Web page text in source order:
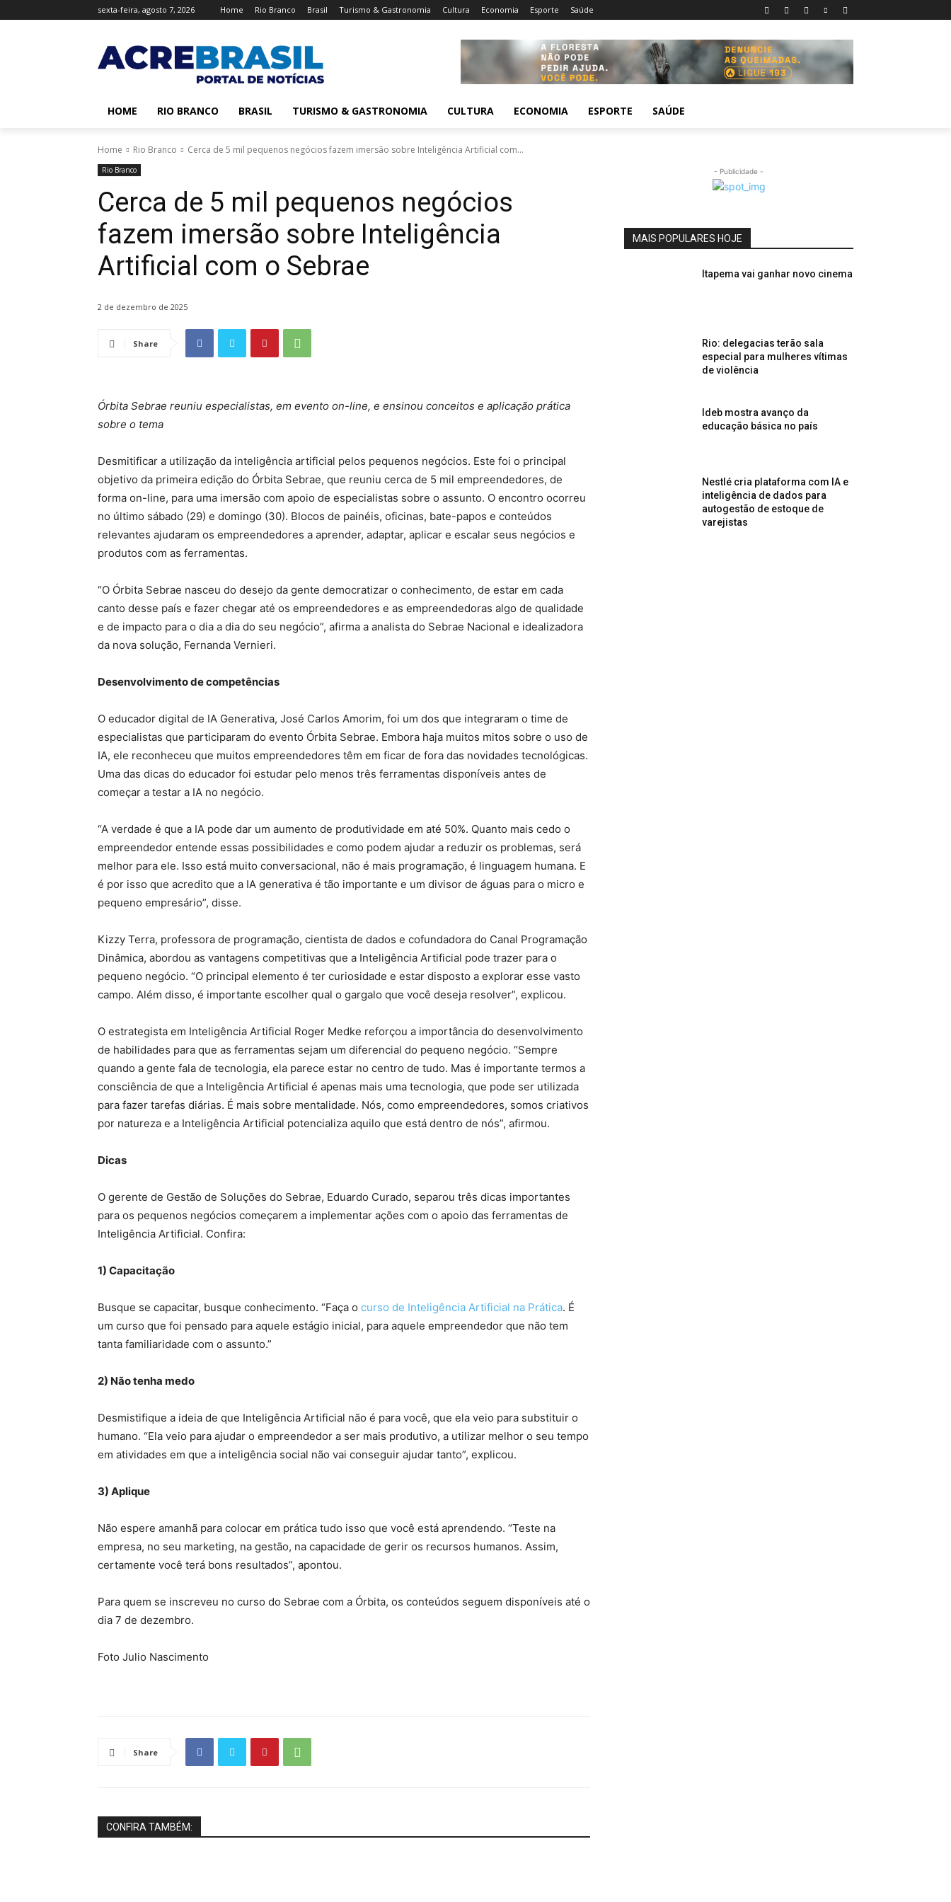
sexta-feira, agosto 7, 2026 Home Rio Branco Brasil Turismo & Gastronomia Cultura Economia Esporte Saúde
HOME RIO BRANCO BRASIL TURISMO & GASTRONOMIA CULTURA ECONOMIA ESPORTE SAÚDE
Home Rio Branco Cerca de 5 mil pequenos negócios fazem imersão sobre Inteligência Artificial com...
Rio Branco
Cerca de 5 mil pequenos negócios
fazem imersão sobre Inteligência
Artificial com o Sebrae
2 de dezembro de 2025
Share
Órbita Sebrae reuniu especialistas, em evento on-line, e ensinou conceitos e aplicação prática
sobre o tema
Desmitificar a utilização da inteligência artificial pelos pequenos negócios. Este foi o principal
objetivo da primeira edição do Órbita Sebrae, que reuniu cerca de 5 mil empreendedores, de
forma on-line, para uma imersão com apoio de especialistas sobre o assunto. O encontro ocorreu
no último sábado (29) e domingo (30). Blocos de painéis, oficinas, bate-papos e conteúdos
relevantes ajudaram os empreendedores a aprender, adaptar, aplicar e escalar seus negócios e
produtos com as ferramentas.
“O Órbita Sebrae nasceu do desejo da gente democratizar o conhecimento, de estar em cada
canto desse país e fazer chegar até os empreendedores e as empreendedoras algo de qualidade
e de impacto para o dia a dia do seu negócio”, afirma a analista do Sebrae Nacional e idealizadora
da nova solução, Fernanda Vernieri.
Desenvolvimento de competências
O educador digital de IA Generativa, José Carlos Amorim, foi um dos que integraram o time de
especialistas que participaram do evento Órbita Sebrae. Embora haja muitos mitos sobre o uso de
IA, ele reconheceu que muitos empreendedores têm em ficar de fora das novidades tecnológicas.
Uma das dicas do educador foi estudar pelo menos três ferramentas disponíveis antes de
começar a testar a IA no negócio.
“A verdade é que a IA pode dar um aumento de produtividade em até 50%. Quanto mais cedo o
empreendedor entende essas possibilidades e como podem ajudar a reduzir os problemas, será
melhor para ele. Isso está muito conversacional, não é mais programação, é linguagem humana. E
é por isso que acredito que a IA generativa é tão importante e um divisor de águas para o micro e
pequeno empresário”, disse.
Kizzy Terra, professora de programação, cientista de dados e cofundadora do Canal Programação
Dinâmica, abordou as vantagens competitivas que a Inteligência Artificial pode trazer para o
pequeno negócio. “O principal elemento é ter curiosidade e estar disposto a explorar esse vasto
campo. Além disso, é importante escolher qual o gargalo que você deseja resolver”, explicou.
O estrategista em Inteligência Artificial Roger Medke reforçou a importância do desenvolvimento
de habilidades para que as ferramentas sejam um diferencial do pequeno negócio. “Sempre
quando a gente fala de tecnologia, ela parece estar no centro de tudo. Mas é importante termos a
consciência de que a Inteligência Artificial é apenas mais uma tecnologia, que pode ser utilizada
para fazer tarefas diárias. É mais sobre mentalidade. Nós, como empreendedores, somos criativos
por natureza e a Inteligência Artificial potencializa aquilo que está dentro de nós”, afirmou.
Dicas
O gerente de Gestão de Soluções do Sebrae, Eduardo Curado, separou três dicas importantes
para os pequenos negócios começarem a implementar ações com o apoio das ferramentas de
Inteligência Artificial. Confira:
1) Capacitação
Busque se capacitar, busque conhecimento. “Faça o curso de Inteligência Artificial na Prática. É
um curso que foi pensado para aquele estágio inicial, para aquele empreendedor que não tem
tanta familiaridade com o assunto.”
2) Não tenha medo
Desmistifique a ideia de que Inteligência Artificial não é para você, que ela veio para substituir o
humano. “Ela veio para ajudar o empreendedor a ser mais produtivo, a utilizar melhor o seu tempo
em atividades em que a inteligência social não vai conseguir ajudar tanto”, explicou.
3) Aplique
Não espere amanhã para colocar em prática tudo isso que você está aprendendo. “Teste na
empresa, no seu marketing, na gestão, na capacidade de gerir os recursos humanos. Assim,
certamente você terá bons resultados”, apontou.
Para quem se inscreveu no curso do Sebrae com a Órbita, os conteúdos seguem disponíveis até o
dia 7 de dezembro.
Foto Julio Nascimento
Share
CONFIRA TAMBÉM:
- Publicidade -
MAIS POPULARES HOJE
Itapema vai ganhar novo cinema
Rio: delegacias terão sala
especial para mulheres vítimas
de violência
Ideb mostra avanço da
educação básica no país
Nestlé cria plataforma com IA e
inteligência de dados para
autogestão de estoque de
varejistas